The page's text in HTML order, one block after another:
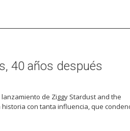
40 años después
de Ziggy Stardust and the
con tanta influencia, que